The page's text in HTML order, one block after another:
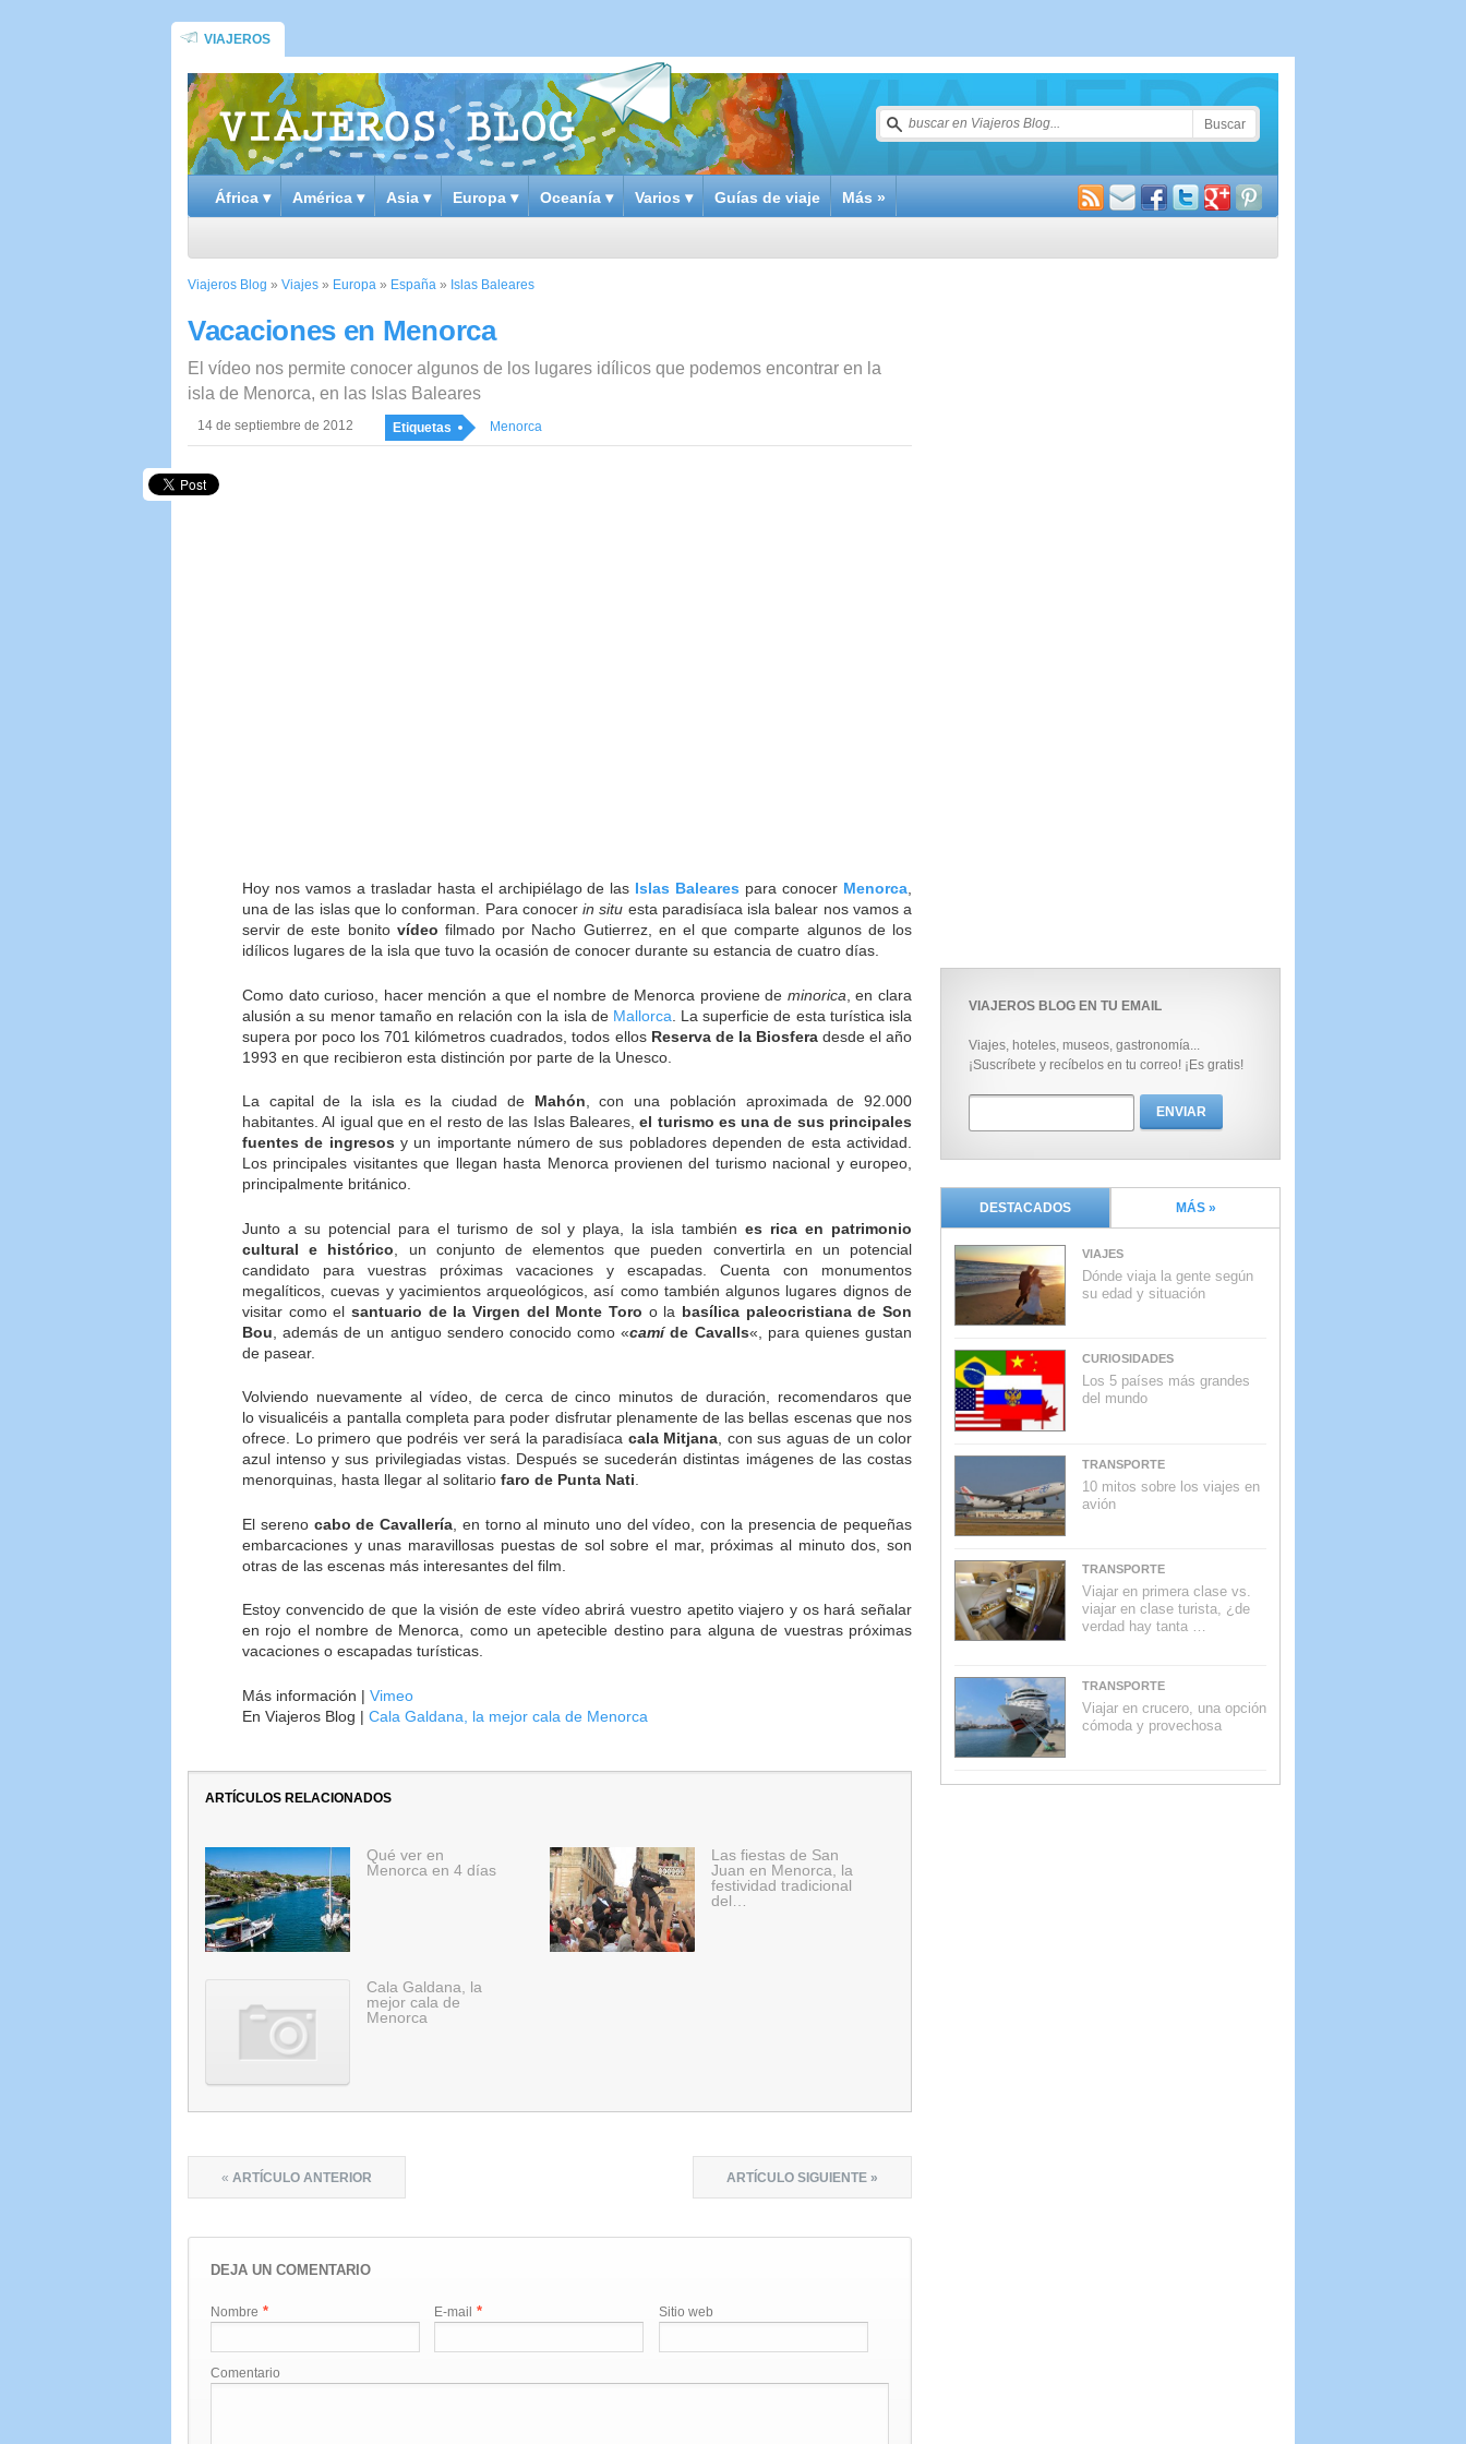
VIAJEROS
África ▾ América ▾ Asia ▾ Europa ▾ Oceanía ▾ Varios ▾ Guías de viaje Más »
Viajeros Blog » Viajes » Europa » España » Islas Baleares
Vacaciones en Menorca
El vídeo nos permite conocer algunos de los lugares idílicos que podemos encontrar en la
isla de Menorca, en las Islas Baleares
14 de septiembre de 2012 Etiquetas Menorca
Hoy nos vamos a trasladar hasta el archipiélago de las Islas Baleares para conocer Menorca,
una de las islas que lo conforman. Para conocerin situ esta paradisíaca isla balear nos vamos a
servir de este bonito vídeo filmado por Nacho Gutierrez, en el que comparte algunos de los
idílicos lugares de la isla que tuvo la ocasión de conocer durante su estancia de cuatro días.
Como dato curioso, hacer mención a que el nombre de Menorca proviene de minorica , en clara
alusión a su menor tamaño en relación con la isla de Mallorca . La superficie de esta turística isla
supera por poco los 701 kilómetros cuadrados, todos ellos Reserva de la Biosferadesde el año
1993 en que recibieron esta distinción por parte de la Unesco.
La capital de la isla es la ciudad de Mahón, con una población aproximada de 92.000
habitantes. Al igual que en el resto de las Islas Baleares,el turismo es una de sus principales
fuentes de ingresos y un importante número de sus pobladores dependen de esta actividad.
Los principales visitantes que llegan hasta Menorca provienen del turismo nacional y europeo,
principalmente británico.
Junto a su potencial para el turismo de sol y playa, la isla tambiénes rica en patrimonio
cultural e histórico , un conjunto de elementos que pueden convertirla en un potencial
candidato para vuestras próximas vacaciones y escapadas. Cuenta con monumentos
megalíticos, cuevas y yacimientos arqueológicos, así como también algunos lugares dignos de
visitar como el santuario de la Virgen del Monte Toro o la basílica paleocristiana de Son
Bou , además de un antiguo sendero conocido como «camíde Cavalls«, para quienes gustan
de pasear.
Volviendo nuevamente al vídeo, de cerca de cinco minutos de duración, recomendaros que
lo visualicéis a pantalla completa para poder disfrutar plenamente de las bellas escenas que nos
ofrece. Lo primero que podréis ver será la paradisíaca cala Mitjana , con sus aguas de un color
azul intenso y sus privilegiadas vistas. Después se sucederán distintas imágenes de las costas
menorquinas, hasta llegar al solitario faro de Punta Nati
El sereno cabo de Cavallería , en torno al minuto uno del vídeo, con la presencia de pequeñas
embarcaciones y unas maravillosas puestas de sol sobre el mar, próximas al minuto dos, son
otras de las escenas más interesantes del film.
Estoy convencido de que la visión de este vídeo abrirá vuestro apetito viajero y os hará señalar
en rojo el nombre de Menorca, como un apetecible destino para alguna de vuestras próximas
vacaciones o escapadas turísticas.
Más información | Vimeo
En Viajeros Blog | Cala Galdana, la mejor cala de Menorca
ARTÍCULOS RELACIONADOS
Qué ver en
Menorca en 4 días
Las fiestas de San
Juan en Menorca, la
festividad tradicional
del…
Cala Galdana, la
mejor cala de
Menorca
« ARTÍCULO ANTERIOR ARTÍCULO SIGUIENTE »
DEJA UN COMENTARIO
Nombre * E-mail * Sitio web
Comentario
VIAJEROS BLOG EN TU EMAIL
Viajes, hoteles, museos, gastronomía...
¡Suscríbete y recíbelos en tu correo! ¡Es gratis!
DESTACADOS MÁS »
VIAJES
Dónde viaja la gente según
su edad y situación
CURIOSIDADES
Los 5 países más grandes
del mundo
TRANSPORTE
10 mitos sobre los viajes en
avión
TRANSPORTE
Viajar en primera clase vs.
viajar en clase turista, ¿de
verdad hay tanta …
TRANSPORTE
Viajar en crucero, una opción
cómoda y provechosa